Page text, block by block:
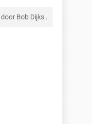
door Bob Dijks .